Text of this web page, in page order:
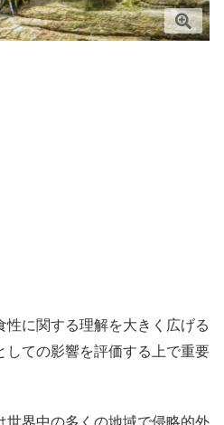
性に関する理解を大きく広げる
しての影響を評価する上で重要
世界中の多くの地域で侵略的外